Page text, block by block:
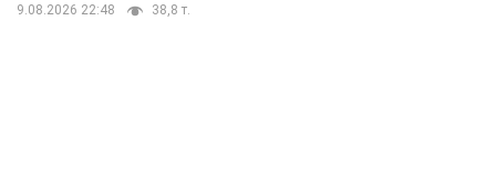
9.08.2026 22:48 38,8 т.